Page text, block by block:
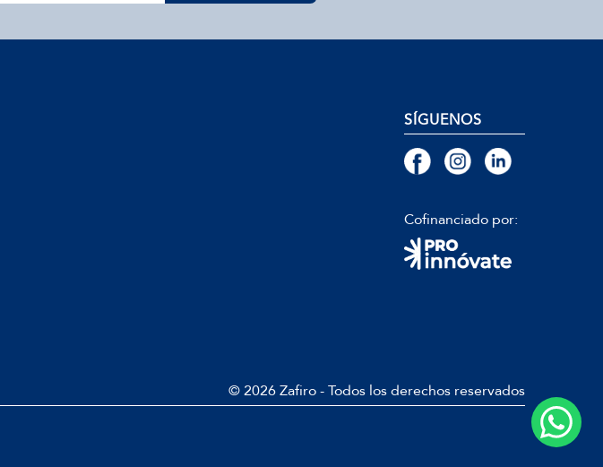
SÍGUENOS
Cofinanciado por:
© 2026 Zafiro - Todos los derechos reservados